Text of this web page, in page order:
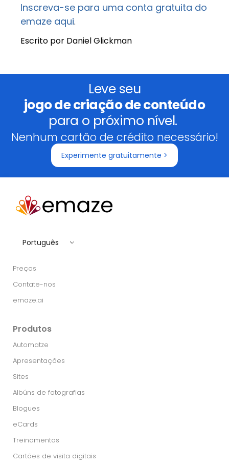
Inscreva-se para uma conta gratuita do
emaze aqui.
Escrito por Daniel Glickman
Leve seu
jogo de criação de conteúdo
para o próximo nível.
Nenhum cartão de crédito necessário!
Experimente gratuitamente >
Português
Preços
Contate-nos
emaze.ai
Produtos
Automatze
Apresentações
Sites
Albúns de fotografias
Blogues
eCards
Treinamentos
Cartões de visita digitais